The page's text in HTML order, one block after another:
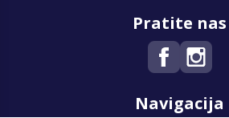
Pratite nas
Navigacija